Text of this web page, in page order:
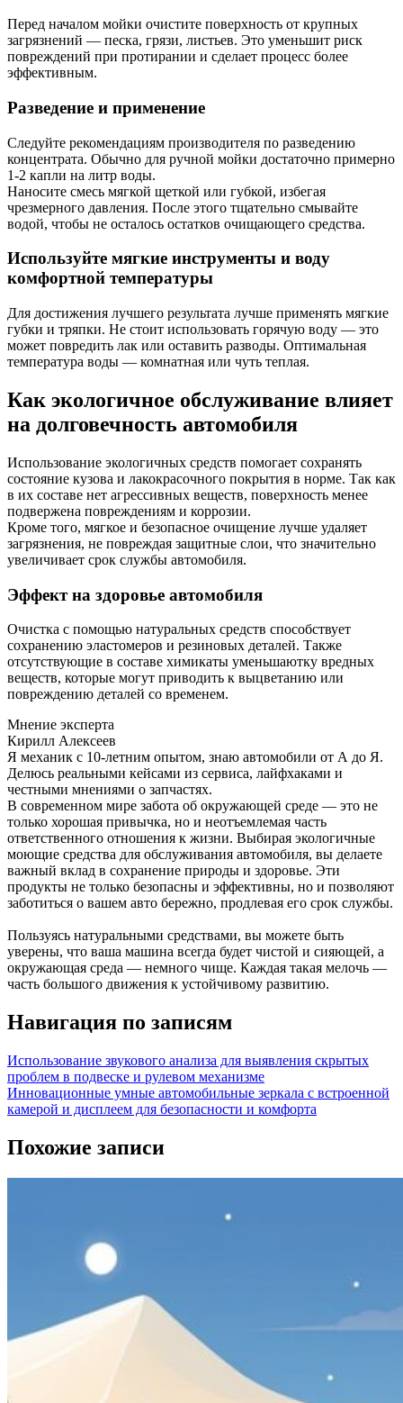
Перед началом мойки очистите поверхность от крупных
загрязнений — песка, грязи, листьев. Это уменьшит риск
повреждений при протирании и сделает процесс более
эффективным.
Разведение и применение
Следуйте рекомендациям производителя по разведению
концентрата. Обычно для ручной мойки достаточно примерно
1-2 капли на литр воды.
Наносите смесь мягкой щеткой или губкой, избегая
чрезмерного давления. После этого тщательно смывайте
водой, чтобы не осталось остатков очищающего средства.
Используйте мягкие инструменты и воду
комфортной температуры
Для достижения лучшего результата лучше применять мягкие
губки и тряпки. Не стоит использовать горячую воду — это
может повредить лак или оставить разводы. Оптимальная
температура воды — комнатная или чуть теплая.
Как экологичное обслуживание влияет
на долговечность автомобиля
Использование экологичных средств помогает сохранять
состояние кузова и лакокрасочного покрытия в норме. Так как
в их составе нет агрессивных веществ, поверхность менее
подвержена повреждениям и коррозии.
Кроме того, мягкое и безопасное очищение лучше удаляет
загрязнения, не повреждая защитные слои, что значительно
увеличивает срок службы автомобиля.
Эффект на здоровье автомобиля
Очистка с помощью натуральных средств способствует
сохранению эластомеров и резиновых деталей. Также
отсутствующие в составе химикаты уменьшаютку вредных
веществ, которые могут приводить к выцветанию или
повреждению деталей со временем.
Мнение эксперта
Кирилл Алексеев
Я механик с 10-летним опытом, знаю автомобили от А до Я.
Делюсь реальными кейсами из сервиса, лайфхаками и
честными мнениями о запчастях.
В современном мире забота об окружающей среде — это не
только хорошая привычка, но и неотъемлемая часть
ответственного отношения к жизни. Выбирая экологичные
моющие средства для обслуживания автомобиля, вы делаете
важный вклад в сохранение природы и здоровье. Эти
продукты не только безопасны и эффективны, но и позволяют
заботиться о вашем авто бережно, продлевая его срок службы.
Пользуясь натуральными средствами, вы можете быть
уверены, что ваша машина всегда будет чистой и сияющей, а
окружающая среда — немного чище. Каждая такая мелочь —
часть большого движения к устойчивому развитию.
Навигация по записям
Использование звукового анализа для выявления скрытых
проблем в подвеске и рулевом механизме
Инновационные умные автомобильные зеркала с встроенной
камерой и дисплеем для безопасности и комфорта
Похожие записи